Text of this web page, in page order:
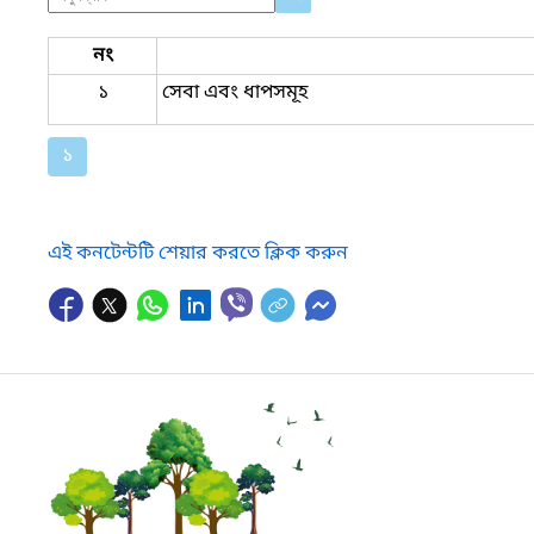
নং
১
সেবা এবং ধাপসমূহ
১
এই কনটেন্টটি শেয়ার করতে ক্লিক করুন